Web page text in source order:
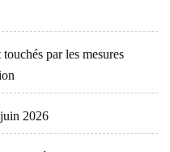
par les mesures
2026